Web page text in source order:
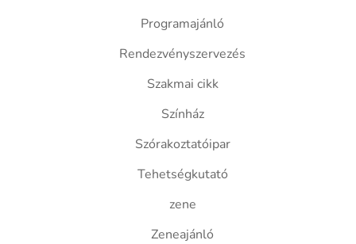
Programajánló
Rendezvényszervezés
Szakmai cikk
Színház
Szórakoztatóipar
Tehetségkutató
zene
Zeneajánló